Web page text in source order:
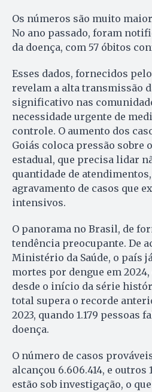
Os números são muito
No ano passado, foram
da doença, com 57 óbitos
Esses dados, fornecidos
revelam a alta transmissão
significativo nas
necessidade urgente de
controle. O aumento dos
Goiás coloca pressão sobre
estadual, que precisa lidar
quantidade de
agravamento de casos que
intensivos.
O panorama no Brasil, de
tendência preocupante. De
Ministério da Saúde, o país
mortes por dengue em
desde o início da série
total supera o recorde
2023, quando 1.179 pessoas
doença.
O número de casos
alcançou 6.606.414, e outros
estão sob investigação, o